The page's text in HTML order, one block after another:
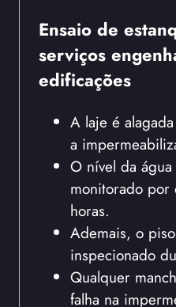
Ensaio de
serviços
edificações
A laje é
a
O nível da
monitorado por
horas.
Ademais, o
inspecionado
Qualquer
falha na